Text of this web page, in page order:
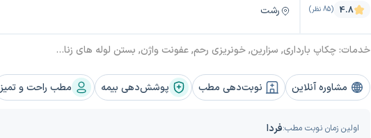
4.8 (85 نظر)
رشت
خدمات: چکاپ بارداری, سزارین, خونریزی رحم, عفونت واژن, بستن لوله های زنانه (توبکتومی), قرار دادن آی یو دی (IUD), D&C (اتساع و کورتاژ), قاعدگی دردناک (دیسمنوره), معاینه سینه, زایمان, اسکن داپلر(جنین) در بارداری, اسکن NT (اسکن شفافیت نوکال), پاپ اسمیر, دیابت بارداری (حاملگی), تعیین جنسیت, ویزیت
پوشش‌دهی بیمه مطب راحت و تمیز مشاوره آنلاین نوبت‌دهی مطب
اولین زمان نوبت مطب:فردا